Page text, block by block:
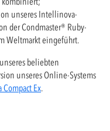
unseres Intellinova-
der Condmaster® Ruby-
Weltmarkt eingeführt.
beliebten
unseres Online-Systems
Ex.